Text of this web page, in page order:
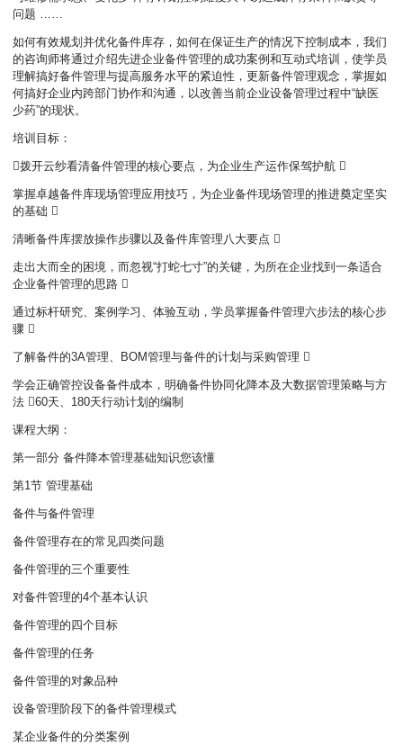
问题 ……
如何有效规划并优化备件库存，如何在保证生产的情况下控制成本，我们
的咨询师将通过介绍先进企业备件管理的成功案例和互动式培训，使学员
理解搞好备件管理与提高服务水平的紧迫性，更新备件管理观念，掌握如
何搞好企业内跨部门协作和沟通，以改善当前企业设备管理过程中“缺医
少药”的现状。
培训目标：
拨开云纱看清备件管理的核心要点，为企业生产运作保驾护航 
掌握卓越备件库现场管理应用技巧，为企业备件现场管理的推进奠定坚实
的基础 
清晰备件库摆放操作步骤以及备件库管理八大要点 
走出大而全的困境，而忽视“打蛇七寸”的关键，为所在企业找到一条适合
企业备件管理的思路 
通过标杆研究、案例学习、体验互动，学员掌握备件管理六步法的核心步
骤 
了解备件的3A管理、BOM管理与备件的计划与采购管理 
学会正确管控设备备件成本，明确备件协同化降本及大数据管理策略与方
法 60天、180天行动计划的编制
课程大纲：
第一部分 备件降本管理基础知识您该懂
第1节 管理基础
备件与备件管理
备件管理存在的常见四类问题
备件管理的三个重要性
对备件管理的4个基本认识
备件管理的四个目标
备件管理的任务
备件管理的对象品种
设备管理阶段下的备件管理模式
某企业备件的分类案例